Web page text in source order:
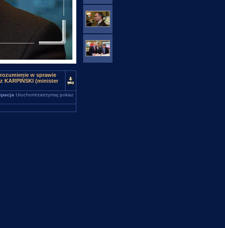
w sprawie
KARPIŃSKI (minister
Uruchom/zatrzymaj pokaz